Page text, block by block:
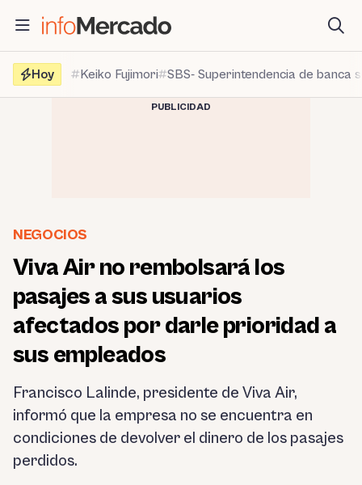
contenido
Hoy
Keiko Fujimori SBS- Superintendencia de banca
PUBLICIDAD
NEGOCIOS
Viva Air no rembolsará los
pasajes a sus usuarios
afectados por darle prioridad a
sus empleados
Francisco Lalinde, presidente de Viva Air,
informó que la empresa no se encuentra en
condiciones de devolver el dinero de los pasajes
perdidos.